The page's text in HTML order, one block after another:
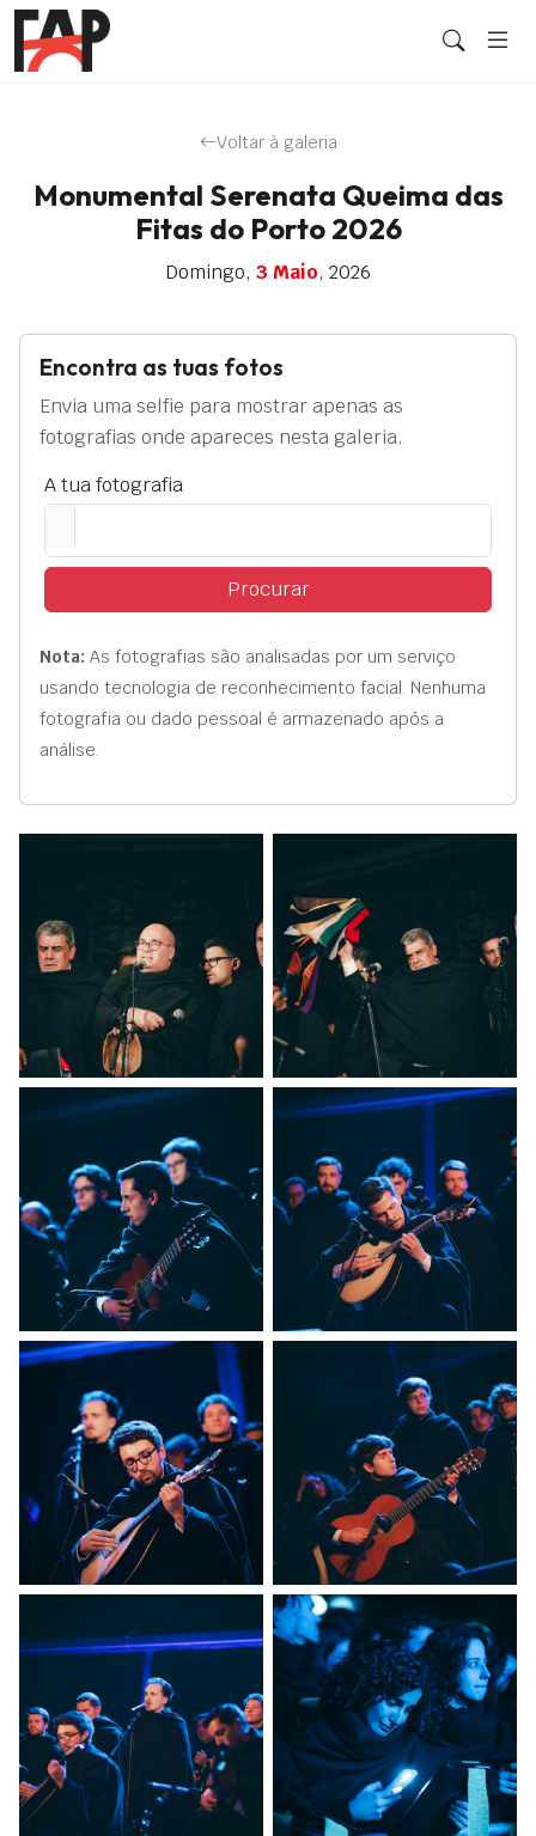
Voltar à galeria
Monumental Serenata Queima das
Fitas do Porto 2026
Domingo, 3 Maio, 2026
Encontra as tuas fotos
Envia uma selfie para mostrar apenas as
fotografias onde apareces nesta galeria.
A tua fotografia
Procurar
Nota: As fotografias são analisadas por um serviço
usando tecnologia de reconhecimento facial. Nenhuma
fotografia ou dado pessoal é armazenado após a
análise.